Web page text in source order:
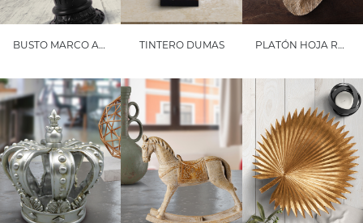
BUSTO MARCO AURELIO TINTERO DUMAS PLATÓN HOJA ROBLE